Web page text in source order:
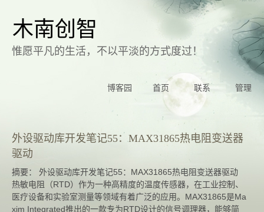
木南创智
惟愿平凡的生活，不以平淡的方式度过！
博客园 首页 联系 管理
外设驱动库开发笔记55：MAX31865热电阻变送器
驱动
摘要： 外设驱动库开发笔记55：MAX31865热电阻变送器驱动
热敏电阻（RTD）作为一种高精度的温度传感器，在工业控制、
医疗设备和实验室测量等领域有着广泛的应用。MAX31865是Ma
xim Integrated推出的一款专为RTD设计的信号调理器，能够简